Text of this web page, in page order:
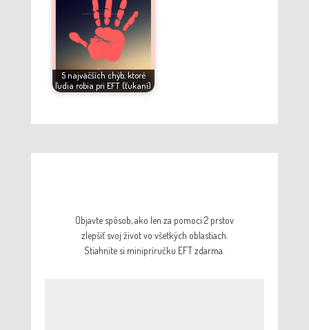
5 najväčších chýb, ktoré
ľudia robia pri EFT (ťukaní)
Objavte spôsob, ako len za pomoci 2 prstov
zlepšiť svoj život vo všetkých oblastiach.
Stiahnite si minipríručku EFT zdarma.